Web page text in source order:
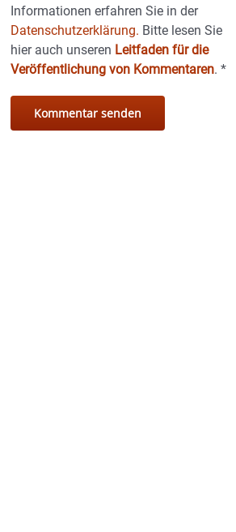
Informationen erfahren Sie in der
Datenschutzerklärung. Bitte lesen Sie
hier auch unseren Leitfaden für die
Veröffentlichung von Kommentaren.*